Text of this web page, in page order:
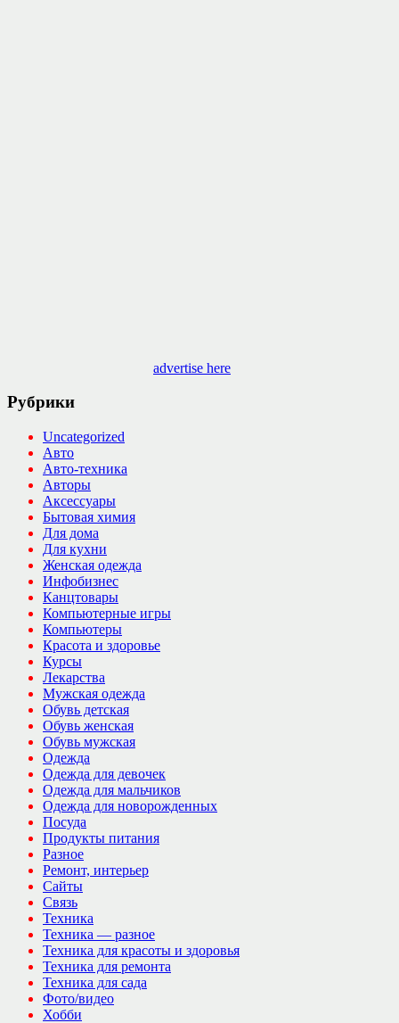
advertise here
Рубрики
Uncategorized
Авто
Авто-техника
Авторы
Аксессуары
Бытовая химия
Для дома
Для кухни
Женская одежда
Инфобизнес
Канцтовары
Компьютерные игры
Компьютеры
Красота и здоровье
Курсы
Лекарства
Мужская одежда
Обувь детская
Обувь женская
Обувь мужская
Одежда
Одежда для девочек
Одежда для мальчиков
Одежда для новорожденных
Посуда
Продукты питания
Разное
Ремонт, интерьер
Сайты
Связь
Техника
Техника — разное
Техника для красоты и здоровья
Техника для ремонта
Техника для сада
Фото/видео
Хобби